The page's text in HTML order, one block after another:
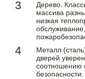
Дерево.
массива
низкая
Металл
дверей
соотношению
безопасности.